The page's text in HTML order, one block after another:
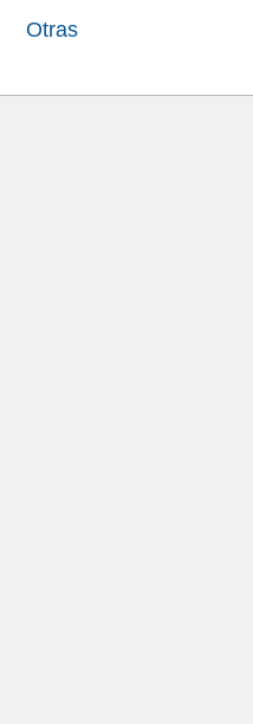
Otras